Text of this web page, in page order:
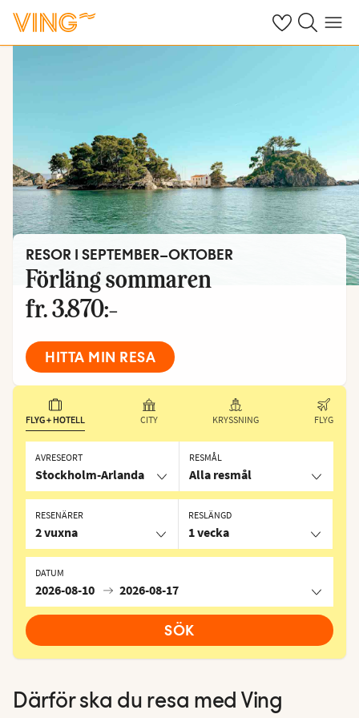
Se dinaSök på ving.se
Meny
RESOR I SEPTEMBER–OKTOBER
Förläng sommaren
fr.3.870:-
HITTA MIN RESA
FLYG + HOTELL CITY KRYSSNING FLYG
AVRESEORT
Stockholm-Arlanda
RESMÅL
Alla resmål
RESLÄNGD
1 vecka
DATUM
2026-08-10 2026-08-17
RESENÄRER
2 vuxna
SÖK
Därför ska du resa med Ving